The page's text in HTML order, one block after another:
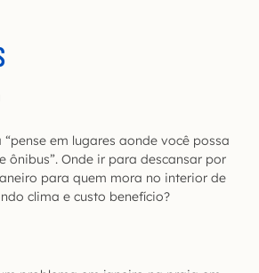
em lugares aonde você possa
ônibus”. Onde ir para descansar por
para quem mora no interior de
clima e custo benefício?